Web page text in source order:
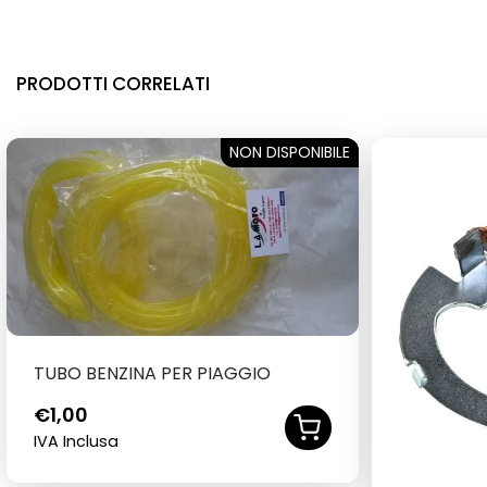
PRODOTTI CORRELATI
SOLD OUT
NON DISPONIBILE
TUBO BENZINA PER PIAGGIO
€1,00
IVA Inclusa